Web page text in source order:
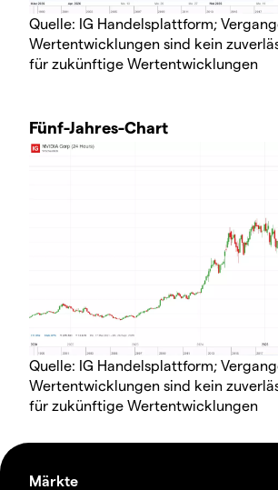
Quelle: IG Handelsplattform;
Wertentwicklungen sind kein
für zukünftige Wertentwicklungen
Fünf-Jahres-Chart
Quelle: IG Handelsplattform;
Wertentwicklungen sind kein
für zukünftige Wertentwicklungen
Märkte